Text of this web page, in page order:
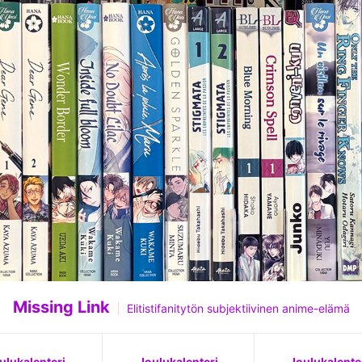
Missing Link Elitistifanitytön subjektiivinen anime-elämä